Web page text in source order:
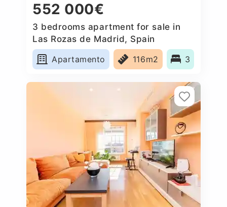
552 000€
3 bedrooms apartment for sale in
Las Rozas de Madrid, Spain
Apartamento
116m2 3